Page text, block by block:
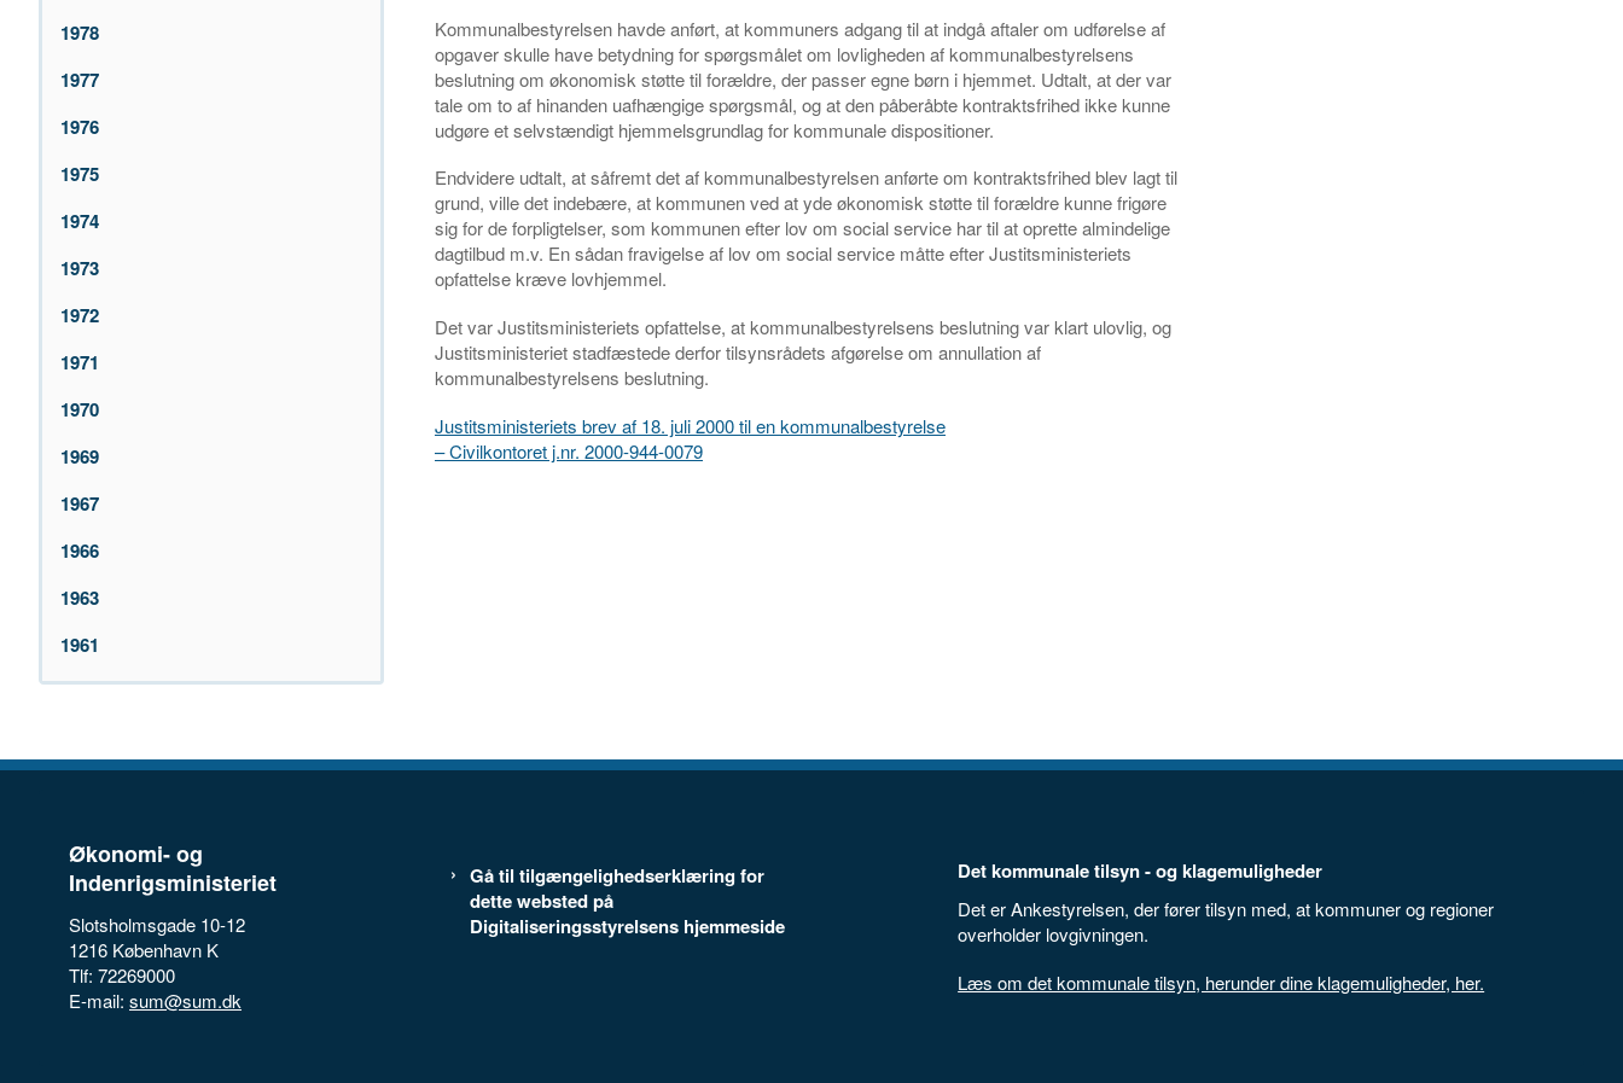
1978
1977
1976
1975
1974
1973
1972
1971
1970
1969
1967
1966
1963
1961
Kommunalbestyrelsen havde anført, at kommuners adgang til at indgå aftaler om udførelse af
opgaver skulle have betydning for spørgsmålet om lovligheden af kommunalbestyrelsens
beslutning om økonomisk støtte til forældre, der passer egne børn i hjemmet. Udtalt, at der var
tale om to af hinanden uafhængige spørgsmål, og at den påberåbte kontraktsfrihed ikke kunne
udgøre et selvstændigt hjemmelsgrundlag for kommunale dispositioner.
Endvidere udtalt, at såfremt det af kommunalbestyrelsen anførte om kontraktsfrihed blev lagt til
grund, ville det indebære, at kommunen ved at yde økonomisk støtte til forældre kunne frigøre
sig for de forpligtelser, som kommunen efter lov om social service har til at oprette almindelige
dagtilbud m.v. En sådan fravigelse af lov om social service måtte efter Justitsministeriets
opfattelse kræve lovhjemmel.
Det var Justitsministeriets opfattelse, at kommunalbestyrelsens beslutning var klart ulovlig, og
Justitsministeriet stadfæstede derfor tilsynsrådets afgørelse om annullation af
kommunalbestyrelsens beslutning.
Justitsministeriets brev af 18. juli 2000 til en kommunalbestyrelse
– Civilkontoret j.nr. 2000-944-0079
Økonomi- og
Indenrigsministeriet
Slotsholmsgade 10-12
1216 København K
Tlf: 72269000
E-mail: sum@sum.dk
Gå til tilgængelighedserklæring for
dette websted på
Digitaliseringsstyrelsens hjemmeside
Det kommunale tilsyn - og klagemuligheder
Det er Ankestyrelsen, der fører tilsyn med, at kommuner og regioner
overholder lovgivningen.
Læs om det kommunale tilsyn, herunder dine klagemuligheder, her.